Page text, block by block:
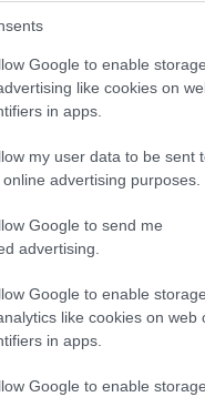
Google to enable storage
like cookies on
in apps.
my user data to be sent
advertising purposes.
Google to send me
advertising.
Google to enable storage
like cookies on web
in apps.
Google to enable storage
διάσημη
βρίσκεις
Το Νήμα
Ένα
παρόν